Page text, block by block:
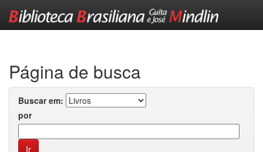
Página de busca
Buscar em:
por